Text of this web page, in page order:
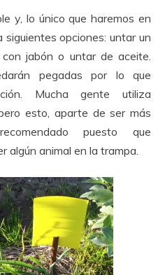
y, lo único que haremos en
opciones: untar un
jabón o untar de aceite.
pegadas por lo que
Mucha gente utiliza
esto, aparte de ser más
puesto que
algún animal en la trampa.